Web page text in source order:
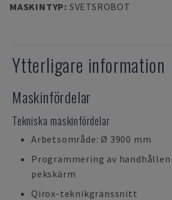
MASKINTYP: SVETSROBOT
Ytterligare information
Maskinfördelar
Tekniska maskinfördelar
Arbetsområde: Ø 3900 mm
Programmering av
pekskärm
Qirox-teknikgränssnitt